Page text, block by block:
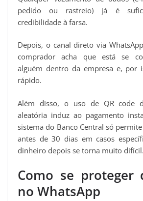
pedido ou rastreio) já é
credibilidade à farsa.
Depois, o canal direto via
comprador acha que está se
alguém dentro da empresa e, por
rápido.
Além disso, o uso de QR code
aleatória induz ao pagamento
sistema do Banco Central só
antes de 30 dias em casos
dinheiro depois se torna muito difícil.
Como se proteger
no WhatsApp